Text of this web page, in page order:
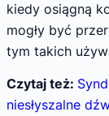
kiedy osiągną
mogły być
tym takich
Czytaj też:
niesłyszalne